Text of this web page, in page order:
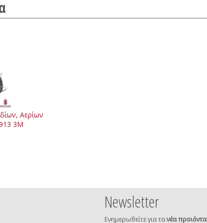
Αερίων
3M
Newsletter
Ενημερωθείτε για τανέα προιόντα